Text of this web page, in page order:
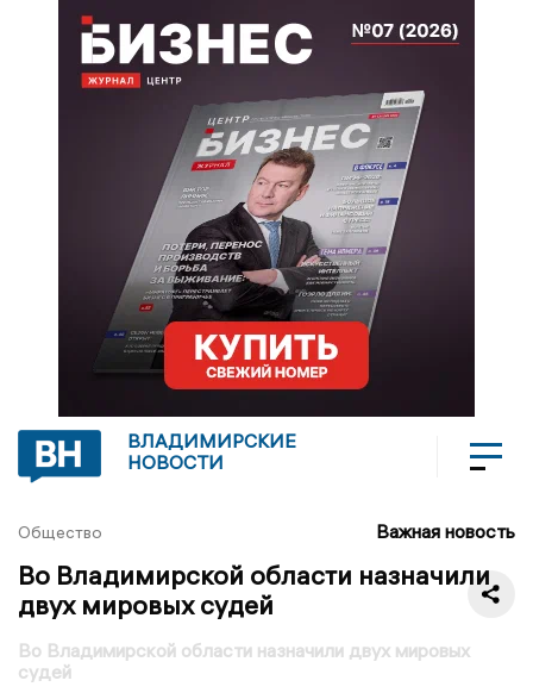
ВЛАДИМИРСКИЕ
НОВОСТИ
Общество Важная новость
Во Владимирской области назначили
двух мировых судей
Во Владимирской области назначили двух мировых
судей